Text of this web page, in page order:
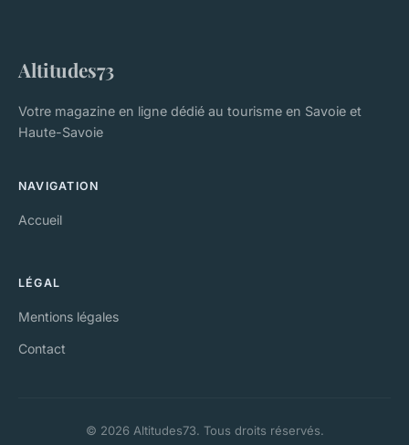
Altitudes73
Votre magazine en ligne dédié au tourisme en Savoie et
Haute-Savoie
NAVIGATION
Accueil
LÉGAL
Mentions légales
Contact
© 2026 Altitudes73. Tous droits réservés.